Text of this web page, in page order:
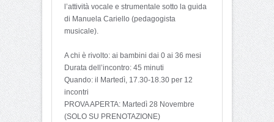
l’attività vocale e strumentale sotto la guida
di Manuela Cariello (pedagogista
musicale).
A chi è rivolto: ai bambini dai 0 ai 36 mesi
Durata dell’incontro: 45 minuti
Quando: il Martedì, 17.30-18.30 per 12
incontri
PROVA APERTA: Martedì 28 Novembre
(SOLO SU PRENOTAZIONE)